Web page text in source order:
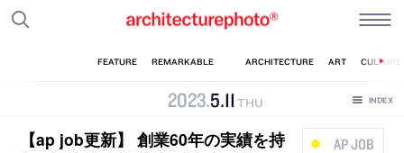
2023.5.11 THU
AP JOB
【ap job更新】 創業60年の実績を持